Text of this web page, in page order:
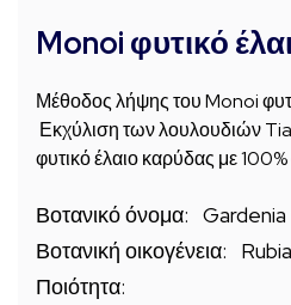
Monoi φυτικό
Μέθοδος λήψης του Monoi
Εκχύλιση των λουλουδιών
φυτικό έλαιο καρύδας με
Βοτανικό όνομα:
Βοτανική οικογένεια:
Ποιότητα: